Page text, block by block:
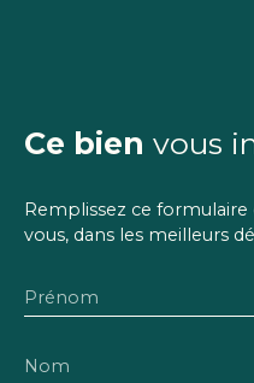
Ce bien vous
Remplissez ce
vous, dans les meilleurs
Prénom
Nom